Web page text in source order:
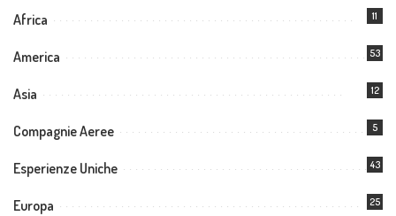
Africa 11
America 53
Asia 12
Compagnie Aeree 5
Esperienze Uniche 43
Europa 25